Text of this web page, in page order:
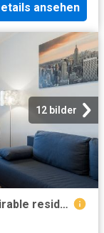
ansehen
12 bilder
Beautiful modern apartment in a desirable residential area with excellent public transportations, Berlin Amsterdam Apartments for Rent